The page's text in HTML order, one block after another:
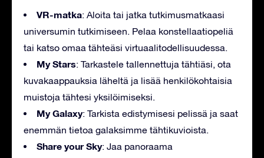
VR-matka: Aloita tai jatka tutkimusmatkaasi
universumin tutkimiseen. Pelaa konstellaatiopeliä
tai katso omaa tähteäsi virtuaalitodellisuudessa.
My Stars: Tarkastele tallennettuja tähtiäsi, ota
kuvakaappauksia läheltä ja lisää henkilökohtaisia
muistoja tähtesi yksilöimiseksi.
My Galaxy: Tarkista edistymisesi pelissä ja saat
enemmän tietoa galaksimme tähtikuvioista.
Share your Sky: Jaa panoraama